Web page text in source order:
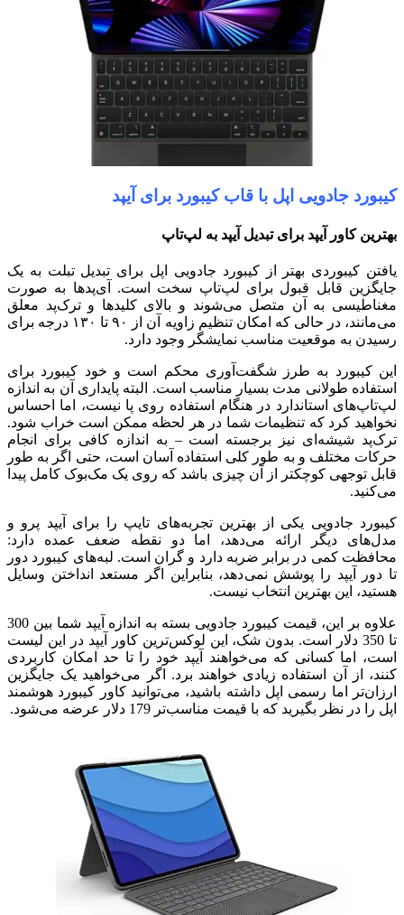
کیبورد جادویی اپل با قاب کیبورد برای آیپد
بهترین کاور آیپد برای تبدیل آیپد به لپ‌تاپ
یافتن کیبوردی بهتر از کیبورد جادویی اپل برای تبدیل تبلت به یک
جایگزین قابل قبول برای لپ‌تاپ سخت است. آی‌پدها به صورت
مغناطیسی به آن متصل می‌شوند و بالای کلیدها و ترک‌پد معلق
می‌مانند، در حالی که امکان تنظیم زاویه آن از ۹۰ تا ۱۳۰ درجه برای
رسیدن به موقعیت مناسب نمایشگر وجود دارد.
این کیبورد به طرز شگفت‌آوری محکم است و خود کیبورد برای
استفاده طولانی مدت بسیار مناسب است. البته پایداری آن به اندازه
لپ‌تاپ‌های استاندارد در هنگام استفاده روی پا نیست، اما احساس
نخواهید کرد که تنظیمات شما در هر لحظه ممکن است خراب شود.
ترک‌پد شیشه‌ای نیز برجسته است – به اندازه کافی برای انجام
حرکات مختلف و به طور کلی استفاده آسان است، حتی اگر به طور
قابل توجهی کوچکتر از آن چیزی باشد که روی یک مک‌بوک کامل پیدا
می‌کنید.
کیبورد جادویی یکی از بهترین تجربه‌های تایپ را برای آیپد پرو و
مدل‌های دیگر ارائه می‌دهد، اما دو نقطه ضعف عمده دارد:
محافظت کمی در برابر ضربه دارد و گران است. لبه‌های کیبورد دور
تا دور آیپد را پوشش نمی‌دهد، بنابراین اگر مستعد انداختن وسایل
هستید، این بهترین انتخاب نیست.
علاوه بر این، قیمت کیبورد جادویی بسته به اندازه آیپد شما بین 300
تا 350 دلار است. بدون شک، این لوکس‌ترین کاور آیپد در این لیست
است، اما کسانی که می‌خواهند آیپد خود را تا حد امکان کاربردی
کنند، از آن استفاده زیادی خواهند برد. اگر می‌خواهید یک جایگزین
ارزان‌تر اما رسمی اپل داشته باشید، می‌توانید کاور کیبورد هوشمند
اپل را در نظر بگیرید که با قیمت مناسب‌تر 179 دلار عرضه می‌شود.